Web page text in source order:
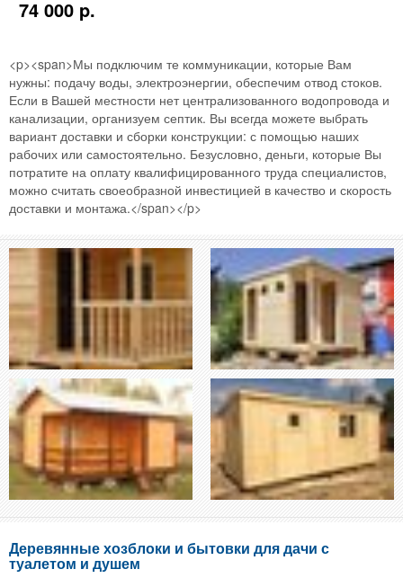
74 000 p.
<p><span>Мы подключим те коммуникации, которые Вам
нужны: подачу воды, электроэнергии, обеспечим отвод стоков.
Если в Вашей местности нет централизованного водопровода и
канализации, организуем септик. Вы всегда можете выбрать
вариант доставки и сборки конструкции: с помощью наших
рабочих или самостоятельно. Безусловно, деньги, которые Вы
потратите на оплату квалифицированного труда специалистов,
можно считать своеобразной инвестицией в качество и скорость
доставки и монтажа.</span></p>
Деревянные хозблоки и бытовки для дачи с
туалетом и душем